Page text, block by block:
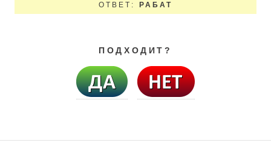
ОТВЕТ: РАБАТ
ПОДХОДИТ?